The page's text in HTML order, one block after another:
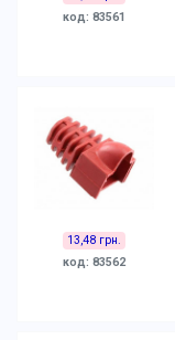
код: 83561
13,48 грн.
код: 83562